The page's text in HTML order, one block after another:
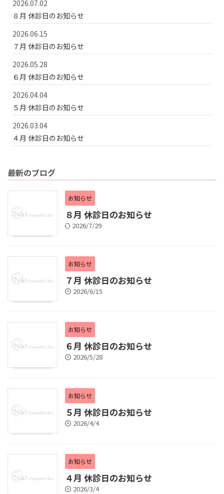
2026.07.02
８月 休診日のお知らせ
2026.06.15
７月 休診日のお知らせ
2026.05.28
６月 休診日のお知らせ
2026.04.04
５月 休診日のお知らせ
2026.03.04
４月 休診日のお知らせ
最新のブログ
お知らせ
８月 休診日のお知らせ
2026/7/29
お知らせ
７月 休診日のお知らせ
2026/6/15
お知らせ
６月 休診日のお知らせ
2026/5/28
お知らせ
５月 休診日のお知らせ
2026/4/4
お知らせ
４月 休診日のお知らせ
2026/3/4